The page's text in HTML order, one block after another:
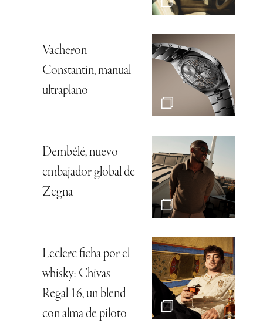
Vacheron
Constantin, manual
ultraplano
Dembélé, nuevo
embajador global de
Zegna
Leclerc ficha por el
whisky: Chivas
Regal 16, un blend
con alma de piloto